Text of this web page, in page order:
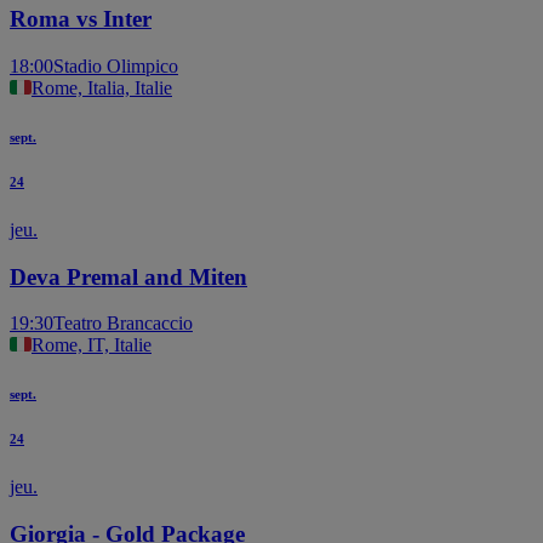
Roma vs Inter
18:00Stadio Olimpico
Rome, Italia, Italie
sept.
24
jeu.
Deva Premal and Miten
19:30Teatro Brancaccio
Rome, IT, Italie
sept.
24
jeu.
Giorgia - Gold Package